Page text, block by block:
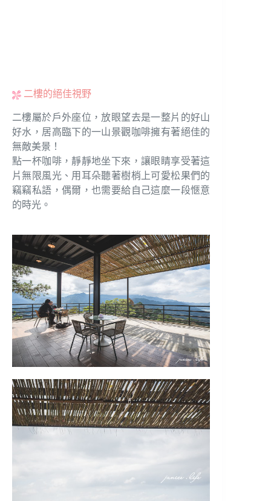
二樓的絕佳視野
二樓屬於戶外座位，放眼望去是一整片的好山
好水，居高臨下的一山景觀咖啡擁有著絕佳的
無敵美景！
點一杯咖啡，靜靜地坐下來，讓眼睛享受著這
片無限風光、用耳朵聽著樹梢上可愛松果們的
竊竊私語，偶爾，也需要給自己這麼一段愜意
的時光。